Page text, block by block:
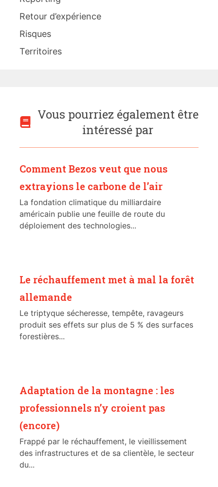
Retour d’expérience
Risques
Territoires
Vous pourriez également être
intéressé par
Comment Bezos veut que nous
extrayions le carbone de l’air
La fondation climatique du milliardaire
américain publie une feuille de route du
déploiement des technologies...
Le réchauffement met à mal la forêt
allemande
Le triptyque sécheresse, tempête, ravageurs
produit ses effets sur plus de 5 % des surfaces
forestières...
Adaptation de la montagne : les
professionnels n’y croient pas
(encore)
Frappé par le réchauffement, le vieillissement
des infrastructures et de sa clientèle, le secteur
du...